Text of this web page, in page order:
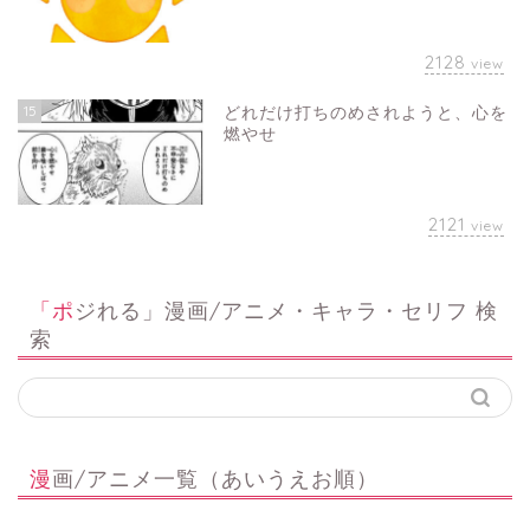
2128 view
15
どれだけ打ちのめされようと、心を
燃やせ
2121 view
「ポジれる」漫画/アニメ・キャラ・セリフ 検
索
漫画/アニメ一覧（あいうえお順）